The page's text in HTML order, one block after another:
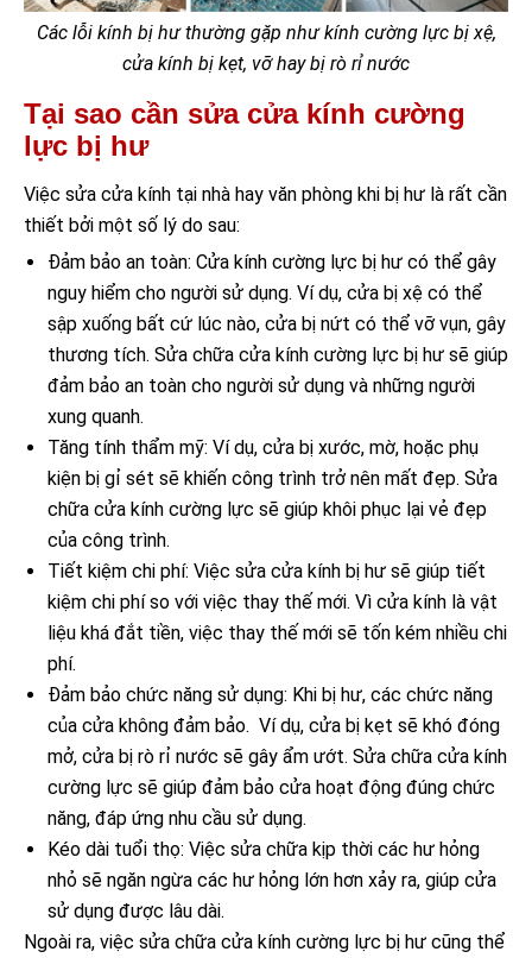
Các lỗi kính bị hư thường gặp như kính cường lực bị xệ,
cửa kính bị kẹt, vỡ hay bị rò rỉ nước
Tại sao cần sửa cửa kính cường
lực bị hư
Việc sửa cửa kính tại nhà hay văn phòng khi bị hư là rất cần
thiết bởi một số lý do sau:
Đảm bảo an toàn: Cửa kính cường lực bị hư có thể gây
nguy hiểm cho người sử dụng. Ví dụ, cửa bị xệ có thể
sập xuống bất cứ lúc nào, cửa bị nứt có thể vỡ vụn, gây
thương tích. Sửa chữa cửa kính cường lực bị hư sẽ giúp
đảm bảo an toàn cho người sử dụng và những người
xung quanh.
Tăng tính thẩm mỹ: Ví dụ, cửa bị xước, mờ, hoặc phụ
kiện bị gỉ sét sẽ khiến công trình trở nên mất đẹp. Sửa
chữa cửa kính cường lực sẽ giúp khôi phục lại vẻ đẹp
của công trình.
Tiết kiệm chi phí: Việc sửa cửa kính bị hư sẽ giúp tiết
kiệm chi phí so với việc thay thế mới. Vì cửa kính là vật
liệu khá đắt tiền, việc thay thế mới sẽ tốn kém nhiều chi
phí.
Đảm bảo chức năng sử dụng: Khi bị hư, các chức năng
của cửa không đảm bảo. Ví dụ, cửa bị kẹt sẽ khó đóng
mở, cửa bị rò rỉ nước sẽ gây ẩm ướt. Sửa chữa cửa kính
cường lực sẽ giúp đảm bảo cửa hoạt động đúng chức
năng, đáp ứng nhu cầu sử dụng.
Kéo dài tuổi thọ: Việc sửa chữa kịp thời các hư hỏng
nhỏ sẽ ngăn ngừa các hư hỏng lớn hơn xảy ra, giúp cửa
sử dụng được lâu dài.
Ngoài ra, việc sửa chữa cửa kính cường lực bị hư cũng thể